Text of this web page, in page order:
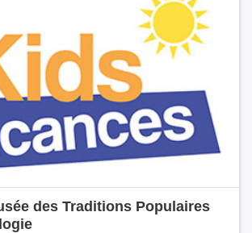
des Traditions Populaires